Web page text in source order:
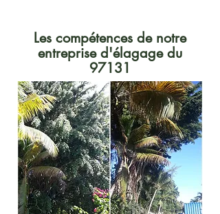
Les compétences de notre
entreprise d'élagage du
97131